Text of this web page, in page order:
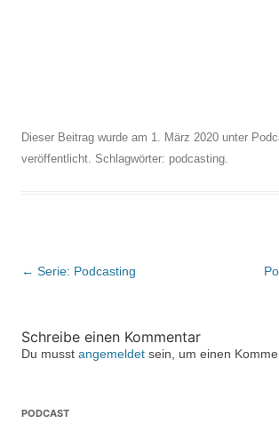
Dieser Beitrag wurde am 1. März 2020 unter
veröffentlicht. Schlagwörter: podcasting.
Beitragsnavigation
← Serie: Podcasting
Schreibe einen Kommentar
Du musst angemeldet sein, um einen
PODCAST